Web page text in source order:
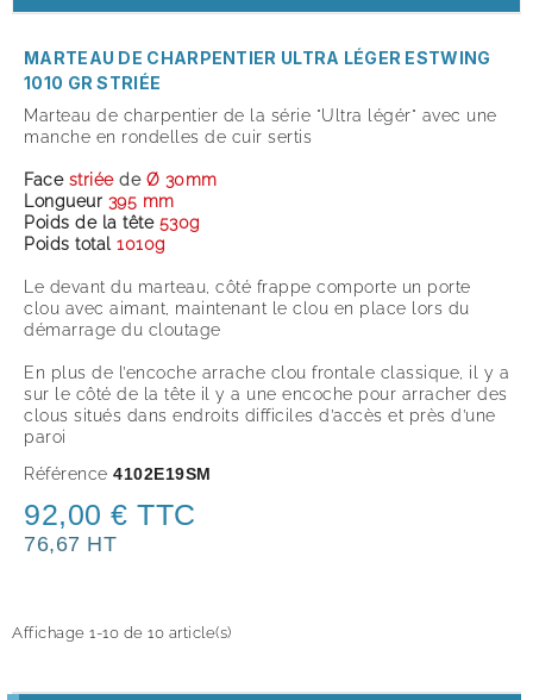
MARTEAU DE CHARPENTIER ULTRA LÉGER ESTWING
1010 GR STRIÉE
Marteau de charpentier de la série "Ultra légér" avec une
manche en rondelles de cuir sertis
Face striée deØ 30mm
Longueur 395 mm
Poids de la tête 530g
Poids total 1010g
Le devant du marteau, côté frappe comporte un porte
clou avec aimant, maintenant le clou en place lors du
démarrage du cloutage
En plus de l’encoche arrache clou frontale classique, il y a
sur le côté de la tête il y a une encoche pour arracher des
clous situés dans endroits difficiles d’accès et près d’une
paroi
Référence 4102E19SM
92,00 € TTC
76,67 HT
Affichage 1-10 de 10 article(s)